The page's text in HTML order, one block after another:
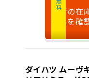
最新の在
状況を確
ダイハツ ムーヴ